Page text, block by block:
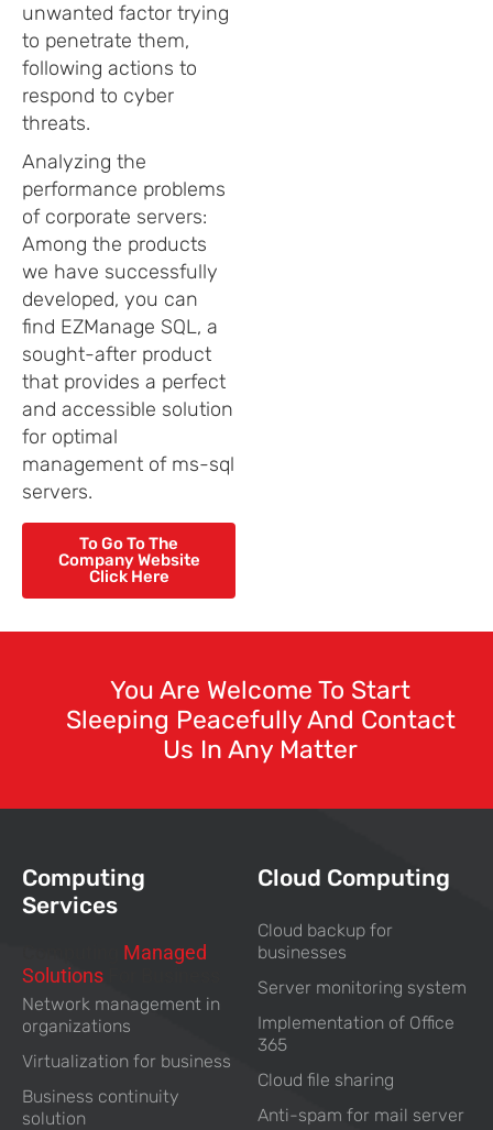
unwanted factor trying
to penetrate them,
following actions to
respond to cyber
threats.
Analyzing the
performance problems
of corporate servers:
Among the products
we have successfully
developed, you can
find EZManage SQL, a
sought-after product
that provides a perfect
and accessible solution
for optimal
management of ms-sql
servers.
To Go To The
Company Website
Click Here
You Are Welcome To Start
Sleeping Peacefully And Contact
Us In Any Matter
Computing
Services
Managed
Solutions
Network management in
organizations
Virtualization for business
Business continuity
solution
Cloud Computing
Cloud backup for
businesses
Server monitoring system
Implementation of Office
365
Cloud file sharing
Anti-spam for mail server